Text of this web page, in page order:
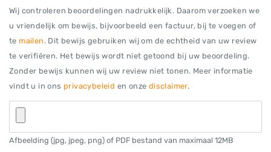
Wij controleren beoordelingen nadrukkelijk. Daarom verzoeken we
u vriendelijk om bewijs, bijvoorbeeld een factuur, bij te voegen of
te mailen . Dit bewijs gebruiken wij om de echtheid van uw review
te verifiëren. Het bewijs wordt niet getoond bij uw beoordeling.
Zonder bewijs kunnen wij uw review niet tonen. Meer informatie
vindt u in ons privacybeleid en onze disclaimer.
Afbeelding (jpg, jpeg, png) of PDF bestand van maximaal 12MB